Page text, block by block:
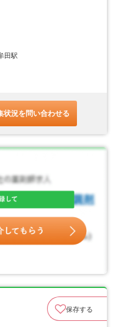
田駅
状況を問い合わせる
保存する